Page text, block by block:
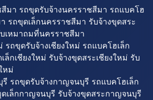
มา รถขุดรับจ้างนครราชสีมา รถแบคโฮ
รถขุดเล็กนครราชสีมา รับจ้างขุดสระ
เหมาถมที่นครราชสีมา
รถขุดรับจ้างเชียงใหม่ รถแบคโฮเล็ก
ล็กเชียงใหม่ รับจ้างขุดสระเชียงใหม่ รับ
หม่
รถขุดรับจ้างกาญจนบุรี รถแบคโฮเล็ก
เล็กกาญจนบุรี รับจ้างขุดสระกาญจนบุรี